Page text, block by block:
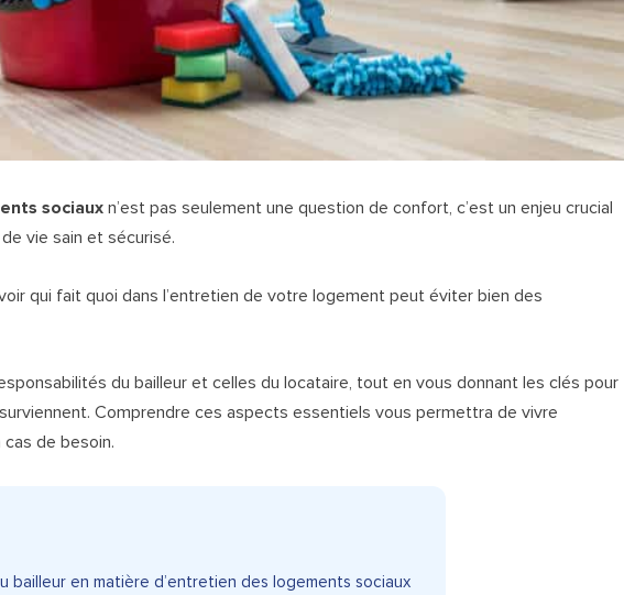
sociauxn’est pas seulement une question de confort, c’est un enjeu crucial
vie sain et sécurisé.
qui fait quoi dans l’entretien de votre logement peut éviter bien des
du bailleur et celles du locataire, tout en vous donnant les clés pour
Comprendre ces aspects essentiels vous permettra de vivre
de besoin.
bailleur en matière d’entretien des logements sociaux